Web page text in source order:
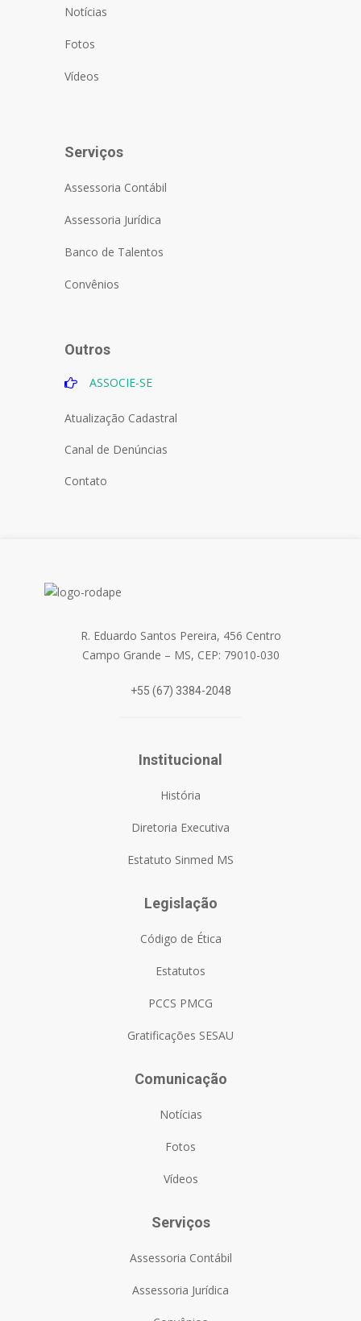
Notícias
Fotos
Vídeos
Serviços
Assessoria Contábil
Assessoria Jurídica
Banco de Talentos
Convênios
Outros
ASSOCIE-SE
Atualização Cadastral
Canal de Denúncias
Contato
R. Eduardo Santos Pereira, 456 Centro
Campo Grande – MS, CEP: 79010-030
+55 (67) 3384-2048
Institucional
História
Diretoria Executiva
Estatuto Sinmed MS
Legislação
Código de Ética
Estatutos
PCCS PMCG
Gratificações SESAU
Comunicação
Notícias
Fotos
Vídeos
Serviços
Assessoria Contábil
Assessoria Jurídica